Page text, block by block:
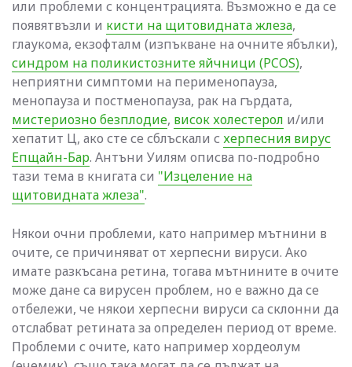
или проблеми с концентрацията. Възможно е да се
появятвъзли и кисти на щитовидната жлеза,
глаукома, екзофталм (изпъкване на очните ябълки),
синдром на поликистозните яйчници (PCOS),
неприятни симптоми на перименопауза,
менопауза и постменопауза, рак на гърдата,
мистериозно безплодие, висок холестерол и/или
хепатит Ц, ако сте се сблъскали с херпесния вирус
Епщайн-Бар. Антъни Уилям описва по-подробно
тази тема в книгата си "Изцеление на
щитовидната жлеза".
Някои очни проблеми, като например мътнини в
очите, се причиняват от херпесни вируси. Ако
имате разкъсана ретина, тогава мътнините в очите
може дане са вирусен проблем, но е важно да се
отбележи, че някои херпесни вируси са склонни да
отслабват ретината за определен период от време.
Проблеми с очите, като например хордеолум